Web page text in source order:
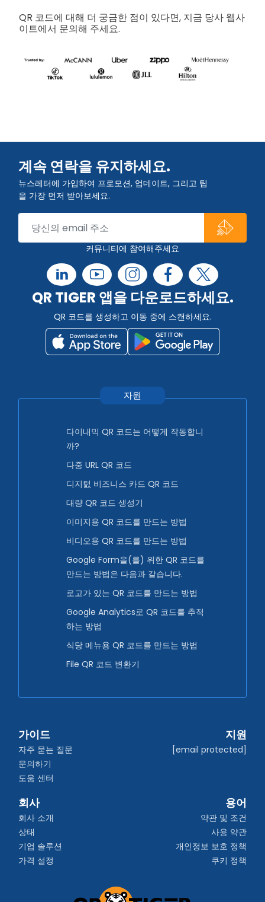
QR 코드에 대해 더 궁금한 점이 있다면, 지금 당사 웹사
이트에서 문의해 주세요.
계속 연락을 유지하세요.
뉴스레터에 가입하여 프로모션, 업데이트, 그리고 팁
을 가장 먼저 받아보세요.
커뮤니티에 참여해주세요
QR TIGER 앱을 다운로드하세요.
QR 코드를 생성하고 이동 중에 스캔하세요.
자원
다이내믹 QR 코드는 어떻게 작동합니
까?
다중 URL QR 코드
디지턼 비즈니스 카드 QR 코드
대량 QR 코드 생성기
이미지용 QR 코드를 만드는 방법
비디오용 QR 코드를 만드는 방법
Google Form을(를) 위한 QR 코드를
만드는 방법은 다음과 같습니다.
로고가 있는 QR 코드를 만드는 방법
Google Analytics로 QR 코드를 추적
하는 방법
식당 메뉴용 QR 코드를 만드는 방법
File QR 코드 변환기
가이드
자주 묻는 질문
문의하기
도움 센터
지원
[email protected]
회사
회사 소개
상태
기업 솔루션
가격 설정
용어
약관 및 조건
사용 약관
개인정보 보호 정책
쿠키 정책